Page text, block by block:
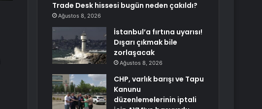
Trade Desk hissesi bugün neden çakıldı?
Ağustos 8, 2026
İstanbul’a fırtına uyarısı!
Dışarı çıkmak bile
zorlaşacak
Ağustos 8, 2026
CHP, varlık barışı ve Tapu
Kanunu
düzenlemelerinin iptali